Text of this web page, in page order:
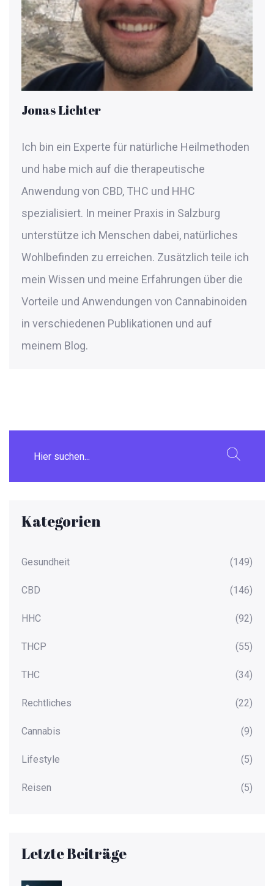
Jonas Lichter
Ich bin ein Experte für natürliche Heilmethoden
und habe mich auf die therapeutische
Anwendung von CBD, THC und HHC
spezialisiert. In meiner Praxis in Salzburg
unterstütze ich Menschen dabei, natürliches
Wohlbefinden zu erreichen. Zusätzlich teile ich
mein Wissen und meine Erfahrungen über die
Vorteile und Anwendungen von Cannabinoiden
in verschiedenen Publikationen und auf
meinem Blog.
Kategorien
Gesundheit (149)
CBD (146)
HHC (92)
THCP (55)
THC (34)
Rechtliches (22)
Cannabis (9)
Lifestyle (5)
Reisen (5)
Letzte Beiträge